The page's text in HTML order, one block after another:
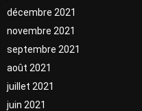
décembre 2021
novembre 2021
septembre 2021
août 2021
juillet 2021
juin 2021